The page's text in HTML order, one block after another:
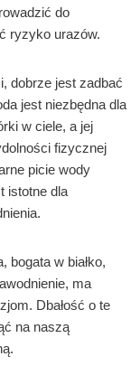
do
ryzyko urazów.
dobrze jest zadbać
jest niezbędna dla
w ciele, a jej
fizycznej
picie wody
istotne dla
bogata w białko,
ma
Dbałość o te
na naszą